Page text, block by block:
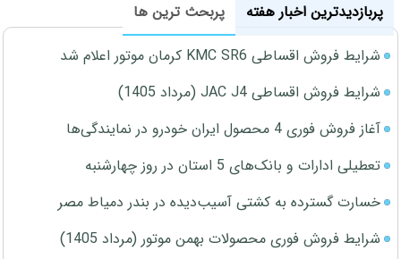
پربازدیدترین اخبار هفته
پربحث ترین ها
شرایط فروش اقساطی KMC SR6 کرمان موتور اعلام شد
شرایط فروش اقساطی JAC J4 (مرداد 1405)
آغاز فروش فوری 4 محصول ایران خودرو در نمایندگی‌ها
تعطیلی ادارات و بانک‌های 5 استان در روز چهارشنبه
خسارت گسترده به کشتی آسیب‌دیده در بندر دمیاط مصر
شرایط فروش فوری محصولات بهمن موتور (مرداد 1405)